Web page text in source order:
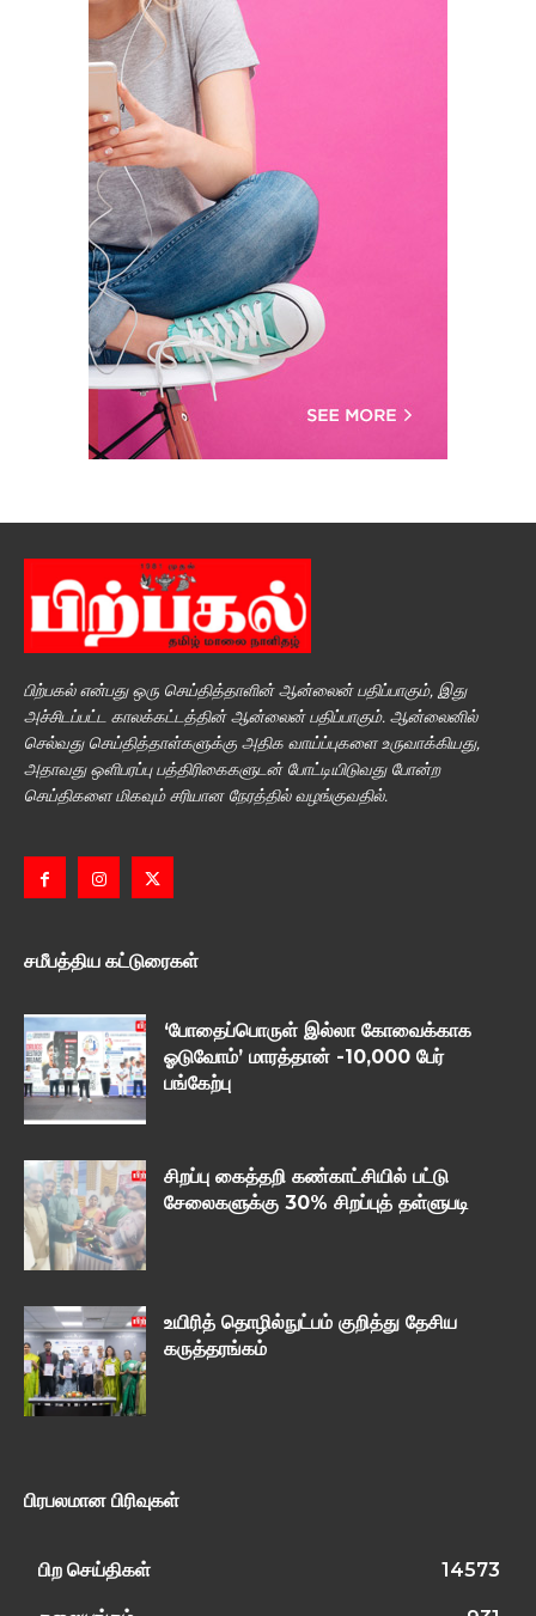
பிற்பகல் என்பது ஒரு செய்தித்தாளின் ஆன்லைன் பதிப்பாகும், இது
அச்சிடப்பட்ட காலக்கட்டத்தின் ஆன்லைன் பதிப்பாகும். ஆன்லைனில்
செல்வது செய்தித்தாள்களுக்கு அதிக வாய்ப்புகளை உருவாக்கியது,
அதாவது ஒளிபரப்பு பத்திரிகைகளுடன் போட்டியிடுவது போன்ற
செய்திகளை மிகவும் சரியான நேரத்தில் வழங்குவதில்.
சமீபத்திய கட்டுரைகள்
‘போதைப்பொருள் இல்லா கோவைக்காக
ஓடுவோம்’ மாரத்தான் -10,000 பேர்
பங்கேற்பு
சிறப்பு கைத்தறி கண்காட்சியில் பட்டு
சேலைகளுக்கு 30% சிறப்புத் தள்ளுபடி
உயிரித் தொழில்நுட்பம் குறித்து தேசிய
கருத்தரங்கம்
பிரபலமான பிரிவுகள்
பிற செய்திகள் 14573